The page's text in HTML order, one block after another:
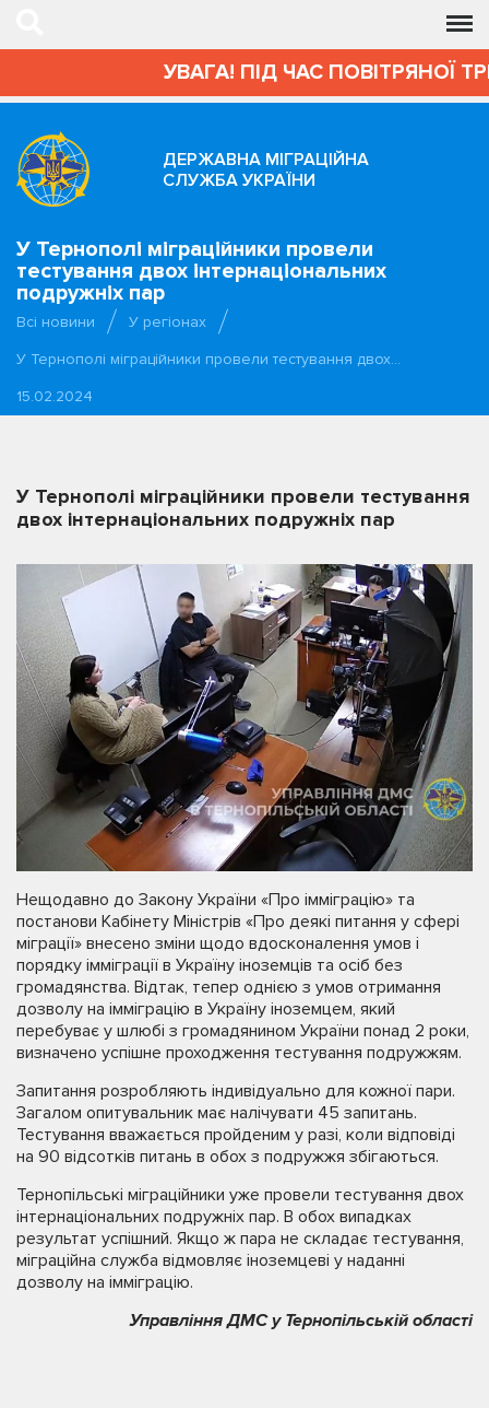
УВАГА! ПІД ЧАС ПОВІТРЯНОЇ
ДЕРЖАВНА МІГРАЦІЙНА
СЛУЖБА УКРАЇНИ
У Тернополі міграційники провели
тестування двох інтернаціональних
подружніх пар
Всі новини
У регіонах
У Тернополі міграційники провели тестування двох…
15.02.2024
У Тернополі міграційники провели тестування
двох інтернаціональних подружніх пар
Нещодавно до Закону України «Про імміграцію» та
постанови Кабінету Міністрів «Про деякі питання у сфері
міграції» внесено зміни щодо вдосконалення умов і
порядку імміграції в Україну іноземців та осіб без
громадянства. Відтак, тепер однією з умов отримання
дозволу на імміграцію в Україну іноземцем, який
перебуває у шлюбі з громадянином України понад 2 роки,
визначено успішне проходження тестування подружжям.
Запитання розробляють індивідуально для кожної пари.
Загалом опитувальник має налічувати 45 запитань.
Тестування вважається пройденим у разі, коли відповіді
на 90 відсотків питань в обох з подружжя збігаються.
Тернопільські міграційники уже провели тестування двох
інтернаціональних подружніх пар. В обох випадках
результат успішний. Якщо ж пара не складає тестування,
міграційна служба відмовляє іноземцеві у наданні
дозволу на імміграцію.
Управління ДМС у Тернопільській області